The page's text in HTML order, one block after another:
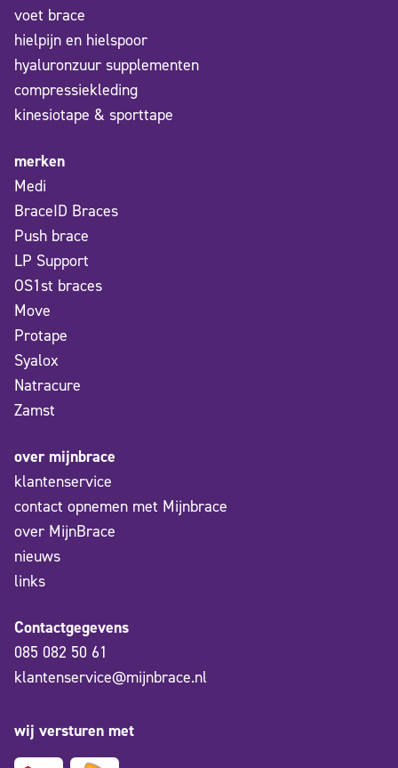
voet brace
hielpijn en hielspoor
hyaluronzuur supplementen
compressiekleding
kinesiotape & sporttape
merken
Medi
BraceID Braces
Push brace
LP Support
OS1st braces
Move
Protape
Syalox
Natracure
Zamst
over mijnbrace
klantenservice
contact opnemen met Mijnbrace
over MijnBrace
nieuws
links
Contactgegevens
085 082 50 61
klantenservice@mijnbrace.nl
wij versturen met